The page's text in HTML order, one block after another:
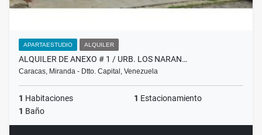
APARTAESTUDIO ALQUILER
ALQUILER DE ANEXO # 1 / URB. LOS NARAN…
Caracas, Miranda - Dtto. Capital, Venezuela
1 Habitaciones 1 Estacionamiento
1 Baño